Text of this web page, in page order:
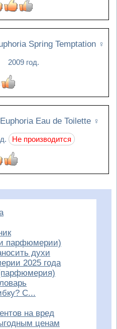
Spring Temptation ♀
2009 год.
Eau de Toilette ♀
Не производится
парфюмерии)
духи
2025 года
С...
на вред
ценам